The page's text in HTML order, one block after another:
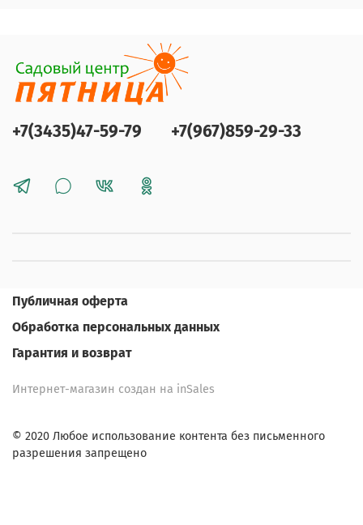
+7(3435)47-59-79 +7(967)859-29-33
Публичная оферта
Обработка персональных данных
Гарантия и возврат
Интернет-магазин создан на inSales
© 2020 Любое использование контента без письменного
разрешения запрещено